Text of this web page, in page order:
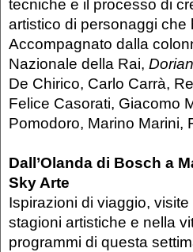
tecniche e il processo di
artistico di personaggi che
Accompagnato dalla
Nazionale della Rai, Dorian
De Chirico, Carlo Carrà,
Felice Casorati, Giacomo
Pomodoro, Marino Marini,
Dall’Olanda di Bosch a
Sky Arte
Ispirazioni di viaggio,
stagioni artistiche e nella
programmi di questa